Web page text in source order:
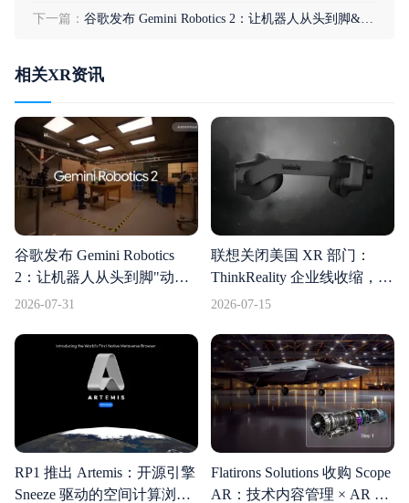
下一篇： 谷歌发布 Gemini Robotics 2：让机器人从头到脚&quot;动起来&quot;
相关XR资讯
谷歌发布 Gemini Robotics
2：让机器人从头到脚"动起
来"
2026-07-31
联想关闭美国 XR 部门：
ThinkReality 企业线收缩，资
源转向 Motorola 消费级可穿
2026-07-15
RP1 推出 Artemis：开源引擎
Sneeze 驱动的空间计算浏览
Flatirons Solutions 收购 Scope
AR：技术内容管理 × AR 工